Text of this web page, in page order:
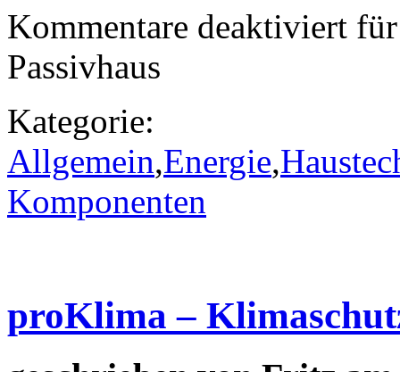
Kommentare deaktiviert
Passivhaus
Kategorie:
Allgemein,Energie,
Komponenten
proKlima –